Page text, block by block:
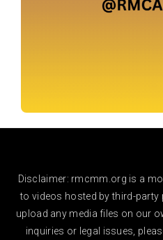
Disclaimer: rmcmm.org is a
to videos hosted by third-
upload any media files on our
inquiries or legal issues,